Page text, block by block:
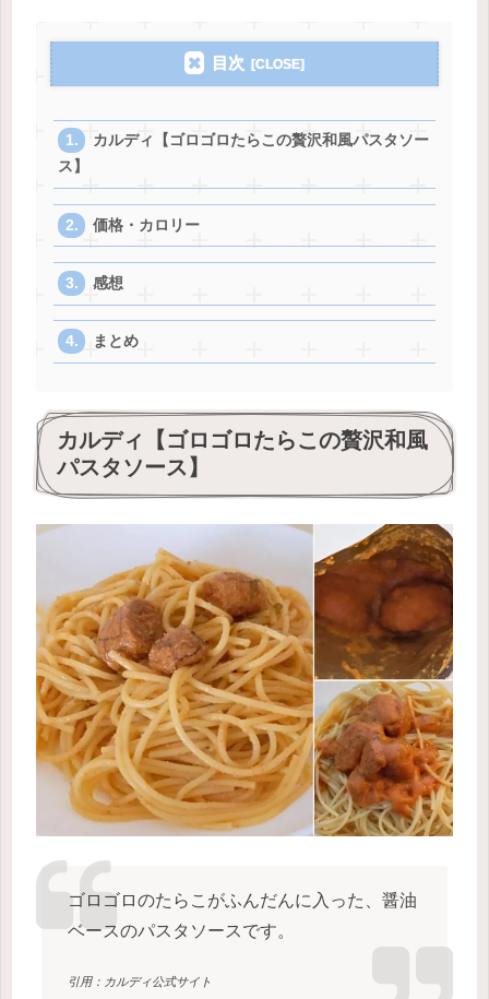
目次
カルディ【ゴロゴロたらこの贅沢和風パスタソー
ス】
価格・カロリー
感想
まとめ
カルディ【ゴロゴロたらこの贅沢和風
パスタソース】
ゴロゴロのたらこがふんだんに入った、醤油
ベースのパスタソースです。
引用：カルディ公式サイト